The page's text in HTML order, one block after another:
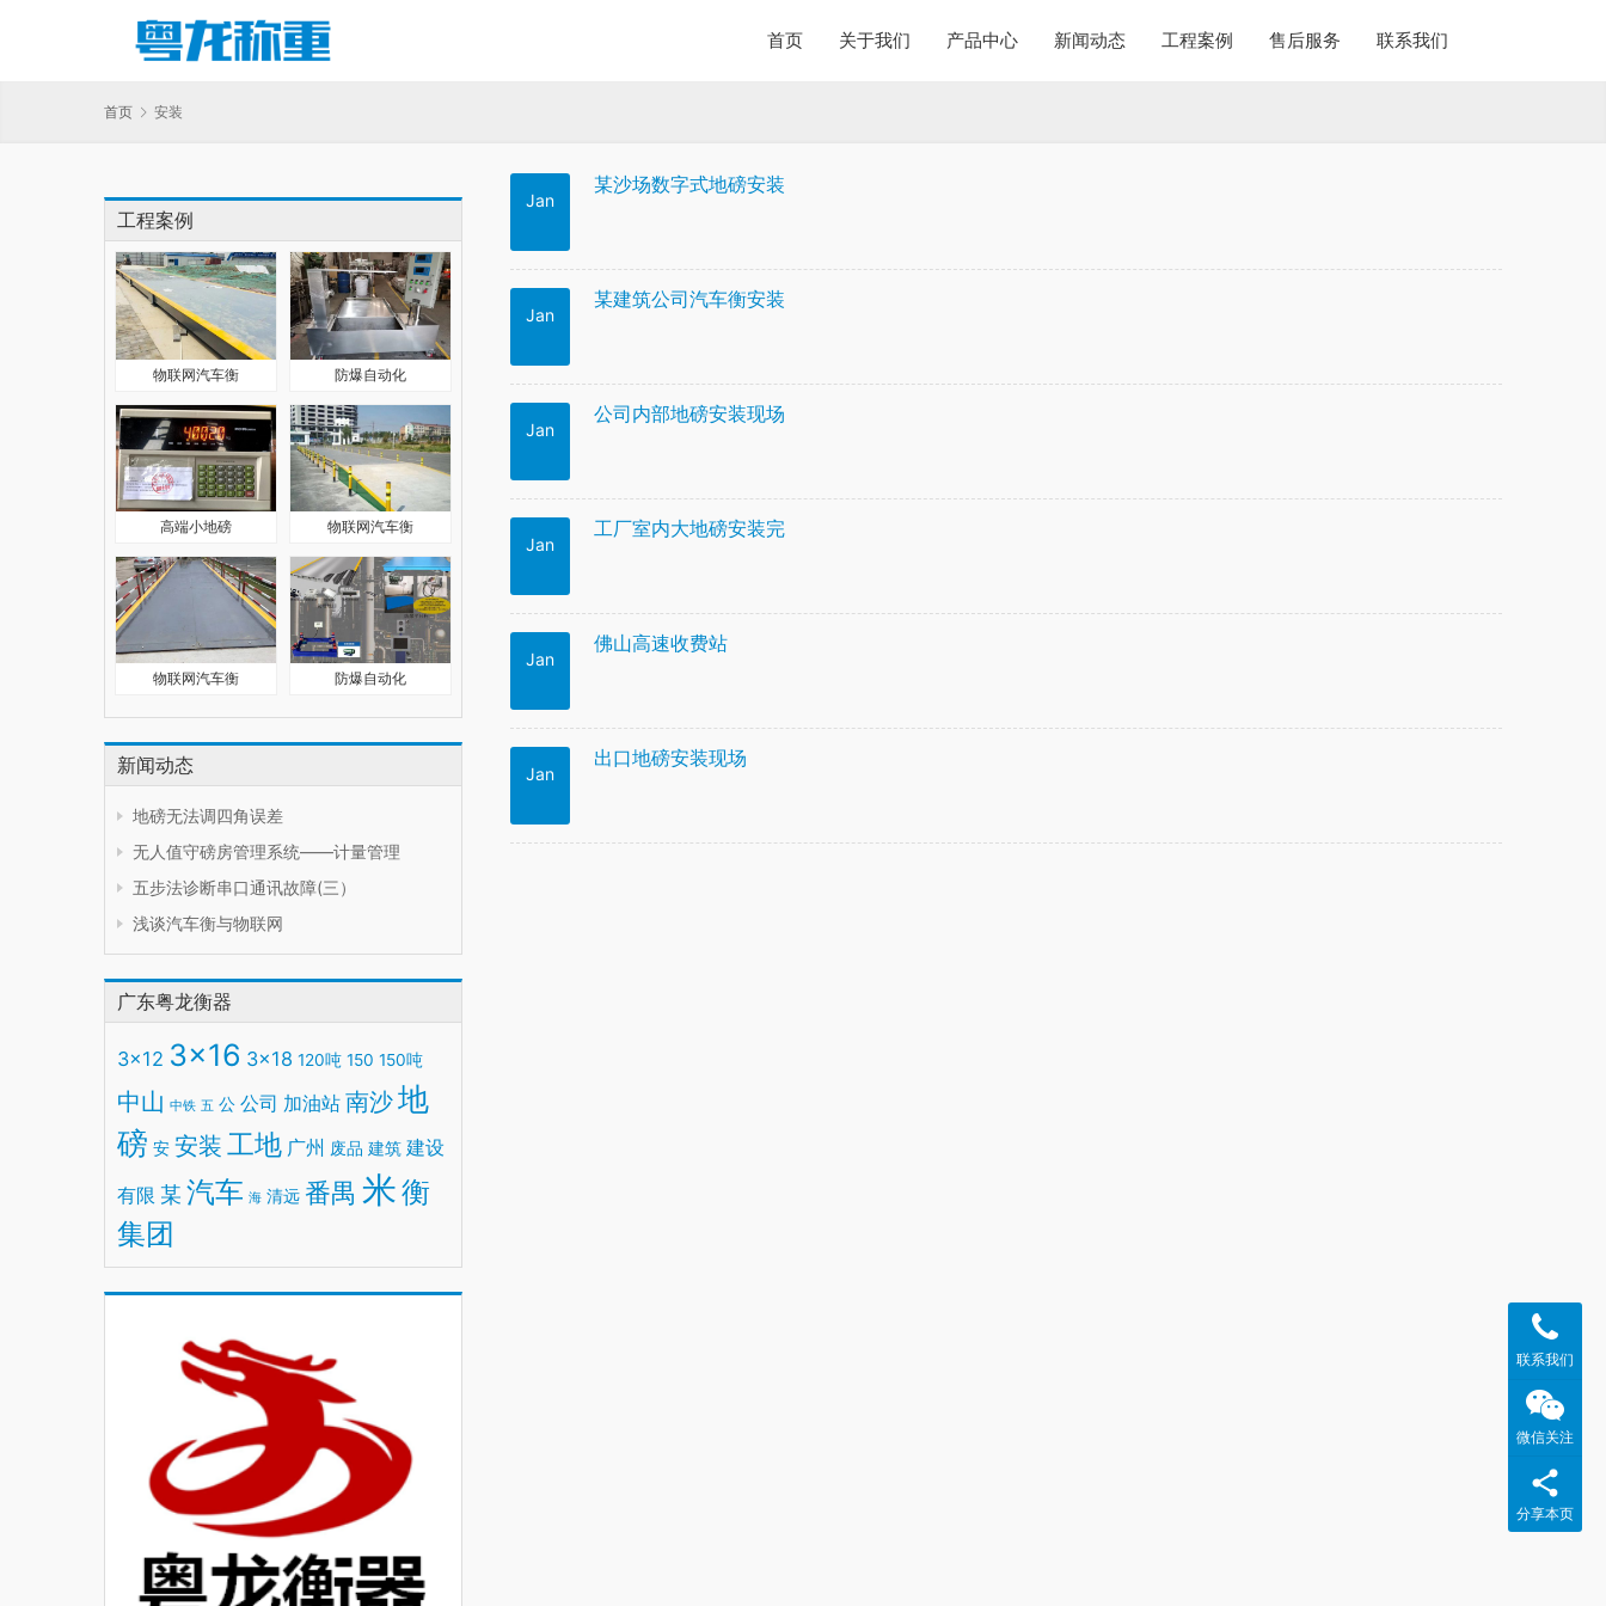
首页 关于我们 产品中心 新闻动态 工程案例 售后服务 联系我们
首页 安装
工程案例
物联网汽车衡 防爆自动化
高端小地磅 物联网汽车衡
物联网汽车衡 防爆自动化
新闻动态
地磅无法调四角误差
无人值守磅房管理系统——计量管理
五步法诊断串口通讯故障(三）
浅谈汽车衡与物联网
广东粤龙衡器
3x12 3x16 3x18 120吨 150 150吨
中山 中铁 五 公 公司 加油站 南沙地
磅 安 安装 工地 广州 废品 建筑 建设
有限 某 汽车 海 清远 番禺 米衡
集团
Jan
某沙场数字式地磅安装
Jan
某建筑公司汽车衡安装
Jan
公司内部地磅安装现场
Jan
工厂室内大地磅安装完
Jan
佛山高速收费站
Jan
出口地磅安装现场
联系我们
微信关注
分享本页